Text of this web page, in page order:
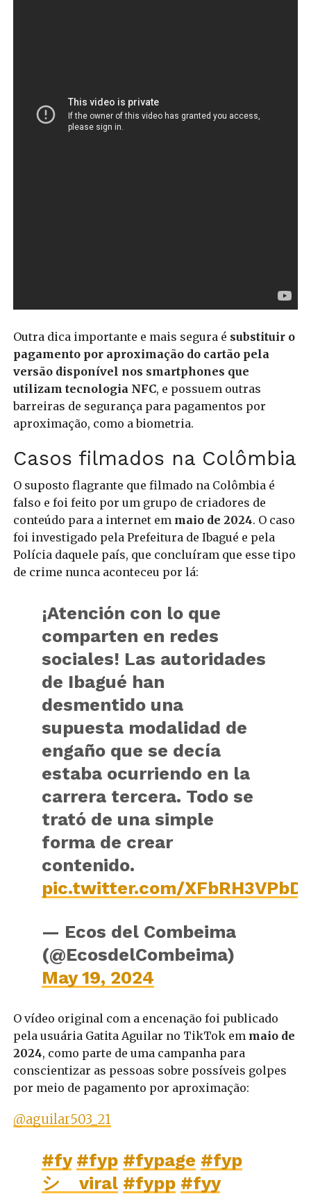
Outra dica importante e mais segura é substituir o
pagamento por aproximação do cartão pela
versão disponível nos smartphones que
utilizam tecnologia NFC, e possuem outras
barreiras de segurança para pagamentos por
aproximação, como a biometria.
Casos filmados na Colômbia
O suposto flagrante que filmado na Colômbia é
falso e foi feito por um grupo de criadores de
conteúdo para a internet em maio de 2024. O caso
foi investigado pela Prefeitura de Ibagué e pela
Polícia daquele país, que concluíram que esse tipo
de crime nunca aconteceu por lá:
¡Atención con lo que
comparten en redes
sociales! Las autoridades
de Ibagué han
desmentido una
supuesta modalidad de
engaño que se decía
estaba ocurriendo en la
carrera tercera. Todo se
trató de una simple
forma de crear
contenido.
pic.twitter.com/XFbRH3VPbD
— Ecos del Combeima
(@EcosdelCombeima)
May 19, 2024
O vídeo original com a encenação foi publicado
pela usuária Gatita Aguilar no TikTok em maio de
2024, como parte de uma campanha para
conscientizar as pessoas sobre possíveis golpes
por meio de pagamento por aproximação:
@aguilar503_21
#fy #fyp #fypage #fyp
シ゚viral #fypp #fyy